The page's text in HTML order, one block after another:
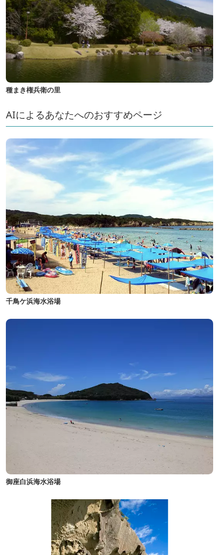
種まき権兵衛の里
AIによるあなたへのおすすめページ
千鳥ケ浜海水浴場
御座白浜海水浴場